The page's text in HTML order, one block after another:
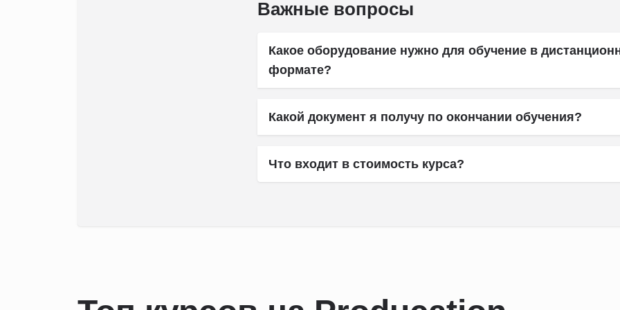
Важные вопросы
Какое оборудование нужно для обучение в
формате?
Какой документ я получу по окончании обучения?
Что входит в стоимость курса?